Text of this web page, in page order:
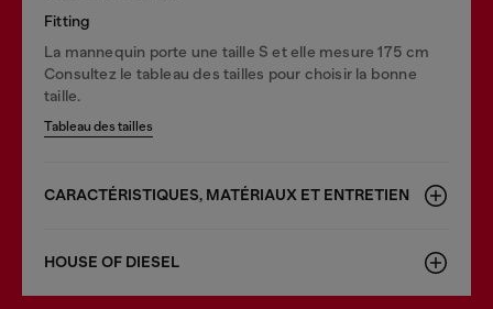
Fitting
La mannequin porte une taille S et elle mesure 175 cm
Consultez le tableau des tailles pour choisir la bonne
taille.
Tableau des tailles
CARACTÉRISTIQUES, MATÉRIAUX ET ENTRETIEN
HOUSE OF DIESEL